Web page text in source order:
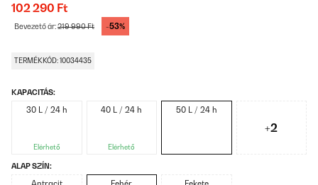
102 290 Ft
Bevezető ár:219 990 Ft -53%
TERMÉKKÓD: 10034435
KAPACITÁS:
30 L / 24 h
Elérhető
40 L / 24 h
Elérhető
50 L / 24 h
+2
ALAP SZÍN: